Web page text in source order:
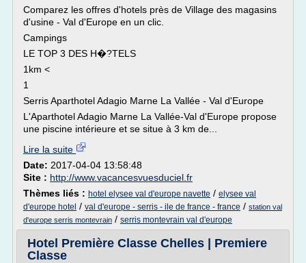
Comparez les offres d'hotels près de Village des magasins
d'usine - Val d'Europe en un clic.
Campings
LE TOP 3 DES H�?TELS
1km <
1
Serris Aparthotel Adagio Marne La Vallée - Val d'Europe
L'Aparthotel Adagio Marne La Vallée-Val d'Europe propose
une piscine intérieure et se situe à 3 km de...
Lire la suite
Date: 2017-04-04 13:58:48
Site : http://www.vacancesvuesduciel.fr
Thèmes liés : hotel elysee val d'europe navette / elysee val
d'europe hotel / val d'europe - serris - ile de france - france / station val
d'europe serris montevrain / serris montevrain val d'europe
Hotel Première Classe Chelles | Premiere
Classe